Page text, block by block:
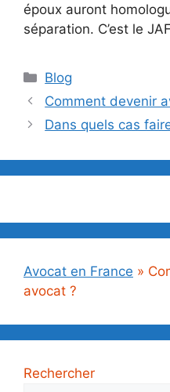
époux auront
séparation. C’est le
Catégories
Blog
Comment devenir
Dans quels cas
Avocat en France »
avocat ?
Rechercher